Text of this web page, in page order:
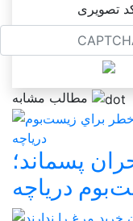
پسماند؛
درياچه